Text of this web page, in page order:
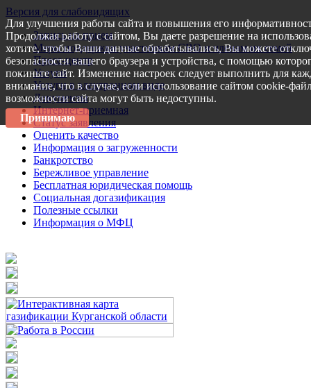
Версия для слабовидящих
Запись на прием
Меры поддержки участникам СВО и членам их семей
Пресс-центр
Услуги
Услуги в электронном виде
Документы
Интернет-приемная
Статус заявления
Оценить качество
Информация о загруженности
Банкротство
Бережливое управление
Бесплатная юридическая помощь
Социальная догазификация
Полезные ссылки
Информация о МФЦ
Для улучшения работы сайта и повышения его
Продолжая работу с сайтом, Вы даете разрешение на
хотите, чтобы Ваши данные обрабатывались, Вы можете
безопасности вашего браузера и устройства, с помощью
покиньте сайт. Изменение настроек следует выполнить для
внимание, что в случае, если использование сайтом cookie-
возможности сайта могут быть недоступны.
Принимаю